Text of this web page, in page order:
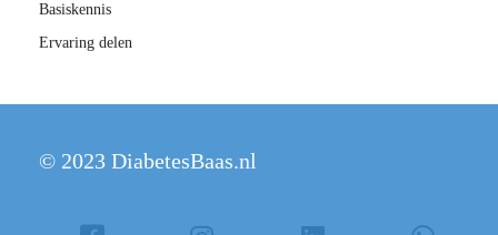
Basiskennis
Ervaring delen
© 2023 DiabetesBaas.nl